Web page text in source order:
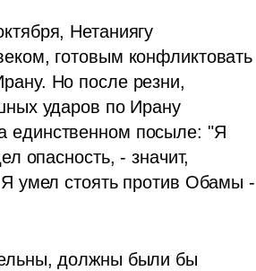
Нетаниягу
готовым конфликтовать
Но после резни,
ударов по Ирану
единственном посыле: "Я
опасность, - значит,
умел стоять против Обамы -
должны были бы